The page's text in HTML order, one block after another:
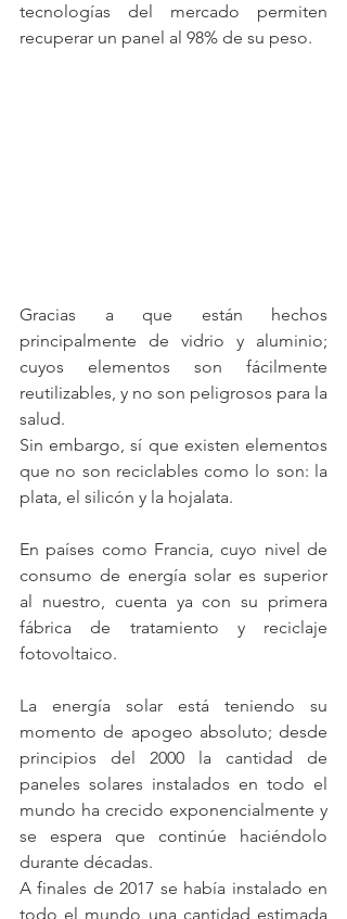
tecnologías del mercado permiten
recuperar un panel al 98% de su peso.
Gracias a que están hechos
principalmente de vidrio y aluminio;
cuyos elementos son fácilmente
reutilizables, y no son peligrosos para la
salud.
Sin embargo, sí que existen elementos
que no son reciclables como lo son: la
plata, el silicón y la hojalata.
En países como Francia, cuyo nivel de
consumo de energía solar es superior
al nuestro, cuenta ya con su primera
fábrica de tratamiento y reciclaje
fotovoltaico.
La energía solar está teniendo su
momento de apogeo absoluto; desde
principios del 2000 la cantidad de
paneles solares instalados en todo el
mundo ha crecido exponencialmente y
se espera que continúe haciéndolo
durante décadas.
A finales de 2017 se había instalado en
todo el mundo una cantidad estimada